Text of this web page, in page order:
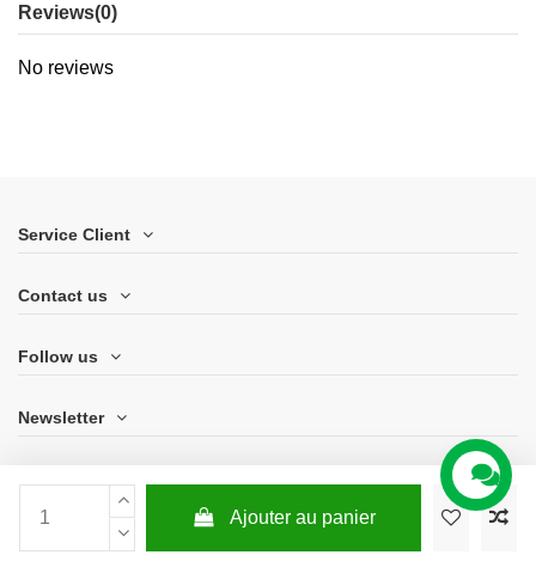
Ajouter au panier
Reviews(0)
No reviews
Service Client
Contact us
Follow us
Newsletter